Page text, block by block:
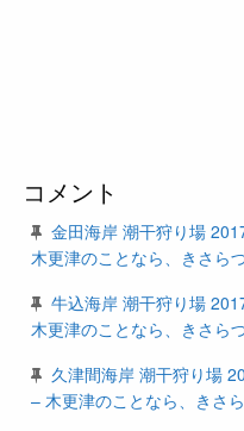
コメント
金田海岸 潮干狩り場
木更津のことなら、きさら
牛込海岸 潮干狩り場
木更津のことなら、きさら
久津間海岸 潮干狩り場
– 木更津のことなら、きさ